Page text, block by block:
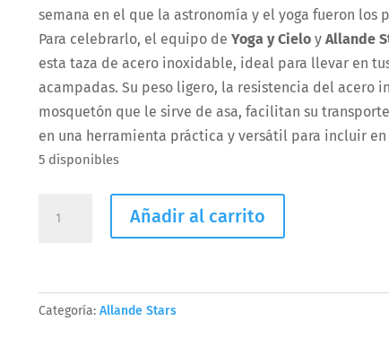
semana en el que la astronomía y el yoga fueron los
Para celebrarlo, el equipo de Yoga y Cieloy Allande
esta taza de acero inoxidable, ideal para llevar en
acampadas. Su peso ligero, la resistencia del acero
mosquetón que le sirve de asa, facilitan su
en una herramienta práctica y versátil para incluir
5 disponibles
Añadir al carrito
Categoría: Allande Stars